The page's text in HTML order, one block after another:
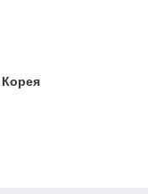
Корея